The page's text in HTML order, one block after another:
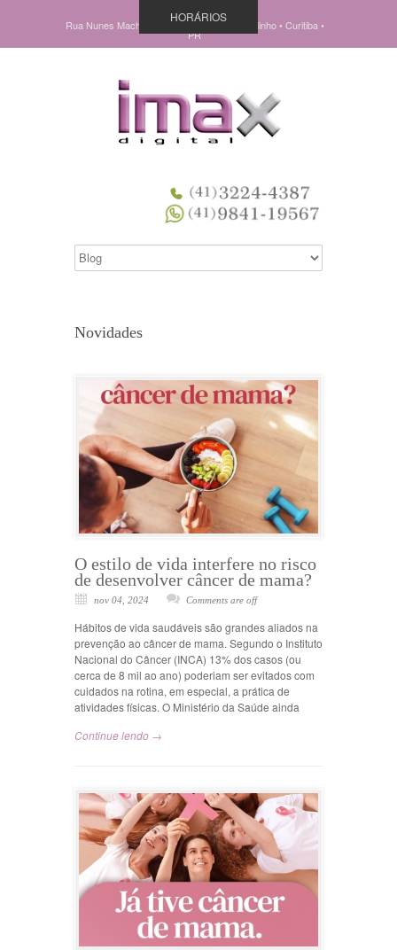
Rua Nunes Machado, 838 • Pç Ouvidor Pardinho • Curitiba •
PR
Novidades
O estilo de vida interfere no risco
de desenvolver câncer de mama?
nov 04, 2024 Comments are off
Hábitos de vida saudáveis são grandes aliados na
prevenção ao câncer de mama. Segundo o Instituto
Nacional do Câncer (INCA) 13% dos casos (ou
cerca de 8 mil ao ano) poderiam ser evitados com
cuidados na rotina, em especial, a prática de
atividades físicas. O Ministério da Saúde ainda
Continue lendo →
HORÁRIOS